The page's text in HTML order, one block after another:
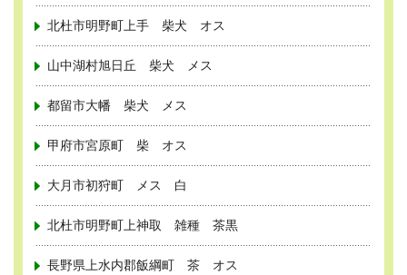
北杜市明野町上手 柴犬 オス
山中湖村旭日丘 柴犬 メス
都留市大幡 柴犬 メス
甲府市宮原町 柴 オス
大月市初狩町 メス 白
北杜市明野町上神取 雑種 茶黒
長野県上水内郡飯綱町 茶 オス